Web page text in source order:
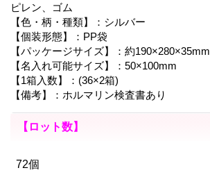
ピレン、ゴム
【色・柄・種類】：シルバー
【個装形態】：PP袋
【パッケージサイズ】：約190×280×35mm
【名入れ可能サイズ】：50×100mm
【1箱入数】：(36×2箱)
【備考】：ホルマリン検査書あり
【ロット数】
72個